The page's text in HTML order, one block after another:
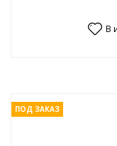
В
ПОД ЗАКАЗ